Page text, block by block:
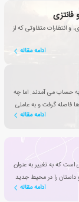
فانتزی
و انتظارات متفاوتی که از
ادامه مقاله
به حساب می آمدند. اما چه
فاصله گرفت و به عاملی
ادامه مقاله
است که به تغییر به عنوان
را در محیط جدید
ادامه مقاله